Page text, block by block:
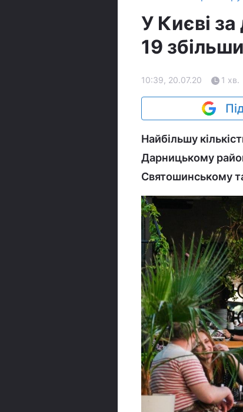
У Києві за
19
10:39, 20.07.20 1 хв.
Найбільшу
Дарницькому
Святошинському